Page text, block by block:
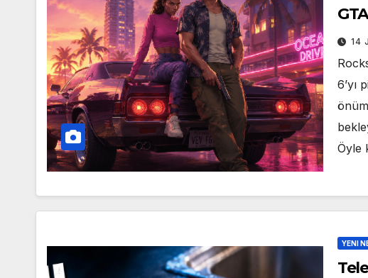
14
6’yı
Öyle
YENI